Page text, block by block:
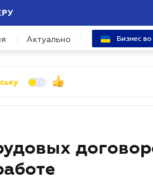
Актуально Бизнес